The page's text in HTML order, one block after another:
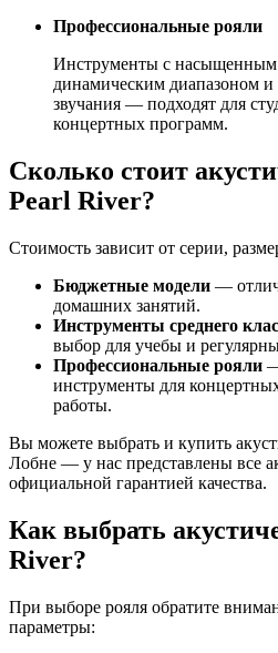
Профессиональные рояли
Инструменты с
динамическим диапазоном
звучания — подходят для
концертных программ.
Сколько стоит
Pearl River?
Стоимость зависит от серии,
Бюджетные модели —
домашних занятий.
Инструменты среднего
выбор для учебы и
Профессиональные рояли
инструменты для
работы.
Вы можете выбрать и купить
Лобне — у нас представлены все
официальной гарантией качества.
Как выбрать
River?
При выборе рояля обратите
параметры: